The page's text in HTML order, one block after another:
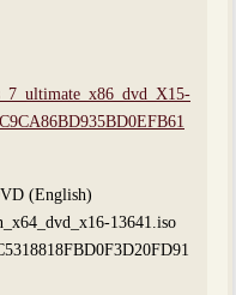
(English)
13641.iso